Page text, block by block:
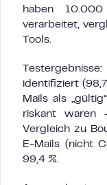
haben
verarbeitet,
Tools.
identifiziert
Mails als
riskant waren
Vergleich zu
E-Mails (nicht
99,4 %.